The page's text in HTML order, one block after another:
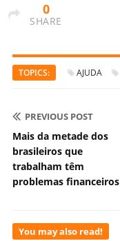
0
SHARE
TOPICS: AJUDA
PREVIOUS POST
Mais da metade dos
brasileiros que
trabalham têm
problemas financeiros
You may also read!